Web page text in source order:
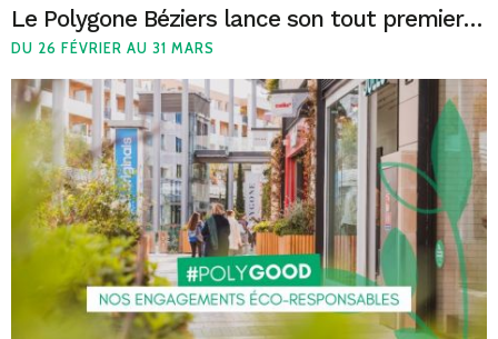
Le Polygone Béziers lance son tout premier appel à projets : “Entrepreneur du Commerce”
DU 26 FÉVRIER AU 31 MARS